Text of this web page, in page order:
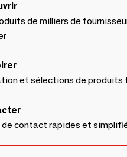
de milliers de
et sélections de produits
de contact rapides et